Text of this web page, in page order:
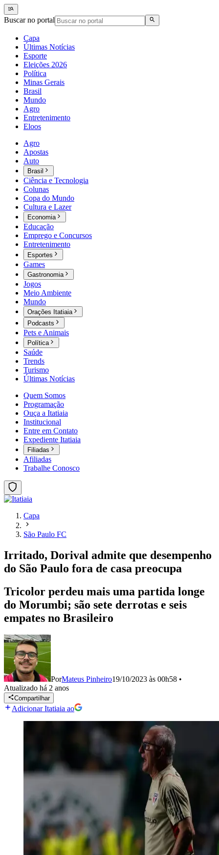
Buscar no portal
Capa
Últimas Notícias
Esporte
Eleições 2026
Política
Minas Gerais
Brasil
Mundo
Agro
Entretenimento
Eloos
Agro
Apostas
Auto
Brasil
Ciência e Tecnologia
Colunas
Copa do Mundo
Cultura e Lazer
Economia
Educação
Emprego e Concursos
Entretenimento
Esportes
Games
Gastronomia
Jogos
Meio Ambiente
Mundo
Orações Itatiaia
Podcasts
Pets e Animais
Política
Saúde
Trends
Turismo
Últimas Notícias
Quem Somos
Programação
Ouça a Itatiaia
Institucional
Entre em Contato
Expediente Itatiaia
Filiadas
Afiliadas
Trabalhe Conosco
Capa
São Paulo FC
Irritado, Dorival admite que desempenho
do São Paulo fora de casa preocupa
Tricolor perdeu mais uma partida longe
do Morumbi; são sete derrotas e seis
empates no Brasileiro
PorMateus Pinheiro19/10/2023 às 00h58 •
Atualizado há 2 anos
Compartilhar
Adicionar Itatiaia ao